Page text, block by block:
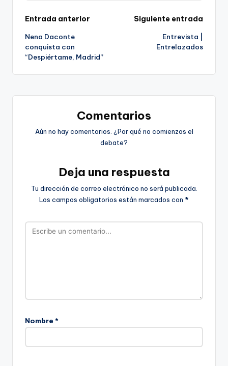
Navegación
de
entradas
Entrada anterior
Nena Daconte
conquista con
“Despiértame, Madrid”
Siguiente entrada
Entrevista |
Entrelazados
Comentarios
Aún no hay comentarios. ¿Por qué no comienzas el
debate?
Deja una respuesta
Tu dirección de correo electrónico no será publicada.
Los campos obligatorios están marcados con *
Nombre *